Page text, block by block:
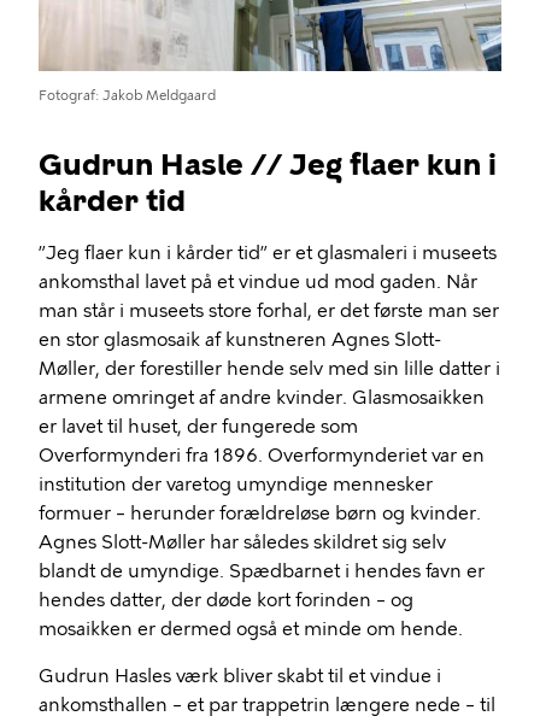
Fotograf Jakob Meldgaard
Gudrun Hasle // Jeg flaer kun i
kårder tid
”Jeg flaer kun i kårder tid” er et glasmaleri i museets
ankomsthal lavet på et vindue ud mod gaden. Når
man står i museets store forhal, er det første man ser
en stor glasmosaik af kunstneren Agnes Slott-
Møller, der forestiller hende selv med sin lille datter i
armene omringet af andre kvinder. Glasmosaikken
er lavet til huset, der fungerede som
Overformynderi fra 1896. Overformynderiet var en
institution der varetog umyndige mennesker
formuer – herunder forældreløse børn og kvinder.
Agnes Slott-Møller har således skildret sig selv
blandt de umyndige. Spædbarnet i hendes favn er
hendes datter, der døde kort forinden – og
mosaikken er dermed også et minde om hende.
Gudrun Hasles værk bliver skabt til et vindue i
ankomsthallen – et par trappetrin længere nede – til